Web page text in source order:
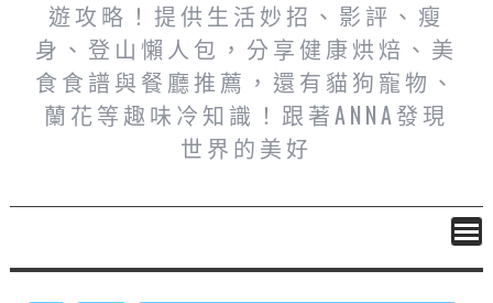
遊攻略！提供生活妙招、影評、瘦
身、登山懶人包，分享健康烘焙、美
食食譜與餐廳推薦，還有貓狗寵物、
蘭花等趣味冷知識！跟著ANNA發現
世界的美好